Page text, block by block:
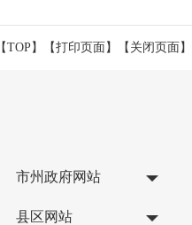
【TOP】 【打印页面】【 关闭页面】
市州政府网站
县区网站